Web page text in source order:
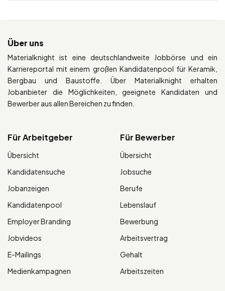
Über uns
Materialknight ist eine deutschlandweite Jobbörse und ein
Karriereportal mit einem großen Kandidatenpool für Keramik,
Bergbau und Baustoffe. Über Materialknight erhalten
Jobanbieter die Möglichkeiten, geeignete Kandidaten und
Bewerber aus allen Bereichen zu finden.
Für Arbeitgeber
Übersicht
Kandidatensuche
Jobanzeigen
Kandidatenpool
Employer Branding
Jobvideos
E-Mailings
Medienkampagnen
Für Bewerber
Übersicht
Jobsuche
Berufe
Lebenslauf
Bewerbung
Arbeitsvertrag
Gehalt
Arbeitszeiten